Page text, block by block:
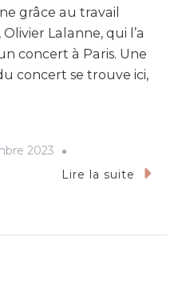
grâce au travail
Lalanne, qui l’a
concert à Paris. Une
concert se trouve ici,
2023
Lire la suite